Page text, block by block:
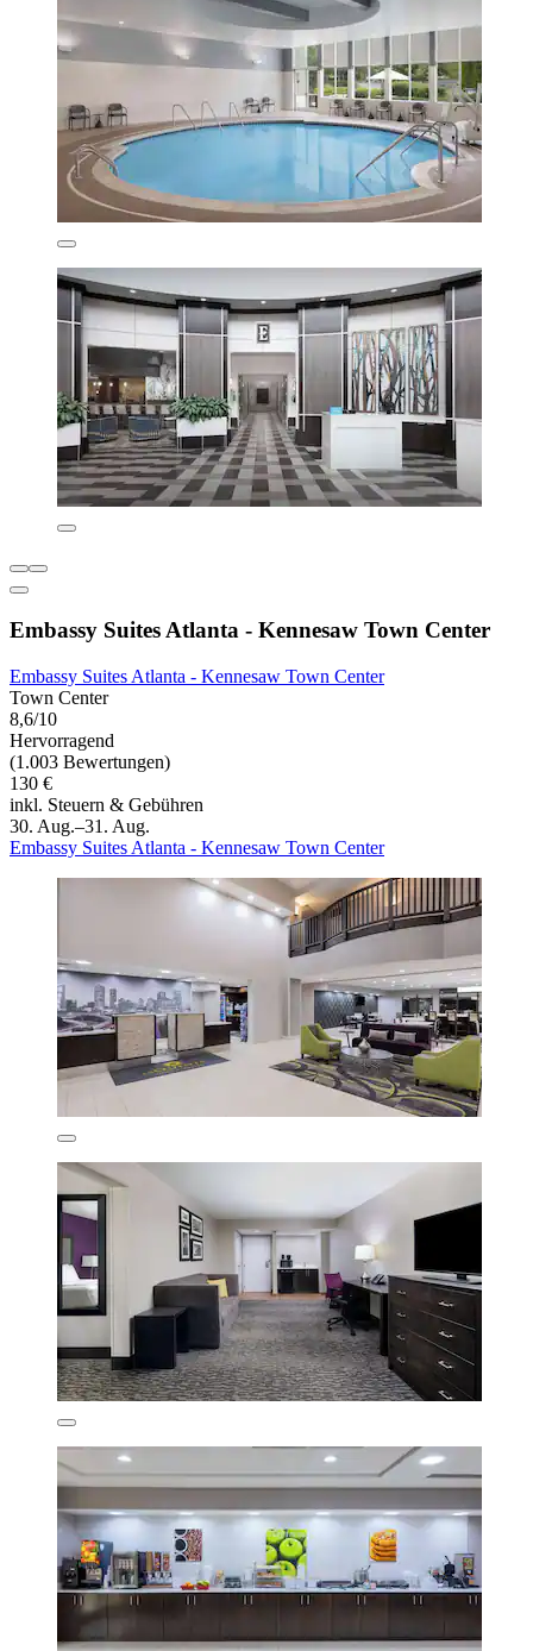
Embassy Suites Atlanta - Kennesaw Town Center
Embassy Suites Atlanta - Kennesaw Town Center
Town Center
8,6/10
Hervorragend
(1.003 Bewertungen)
130 €
inkl. Steuern & Gebühren
30. Aug.–31. Aug.
Embassy Suites Atlanta - Kennesaw Town Center